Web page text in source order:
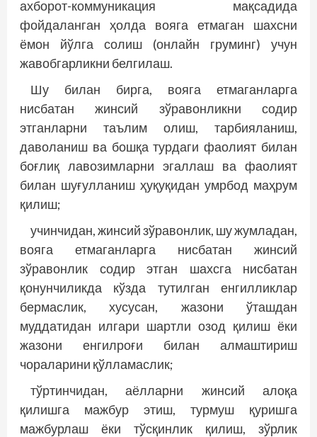
ахборот-коммуникация мақсадида
фойдаланган ҳолда вояга етмаган шахсни
ёмон йўлга солиш (онлайн груминг) учун
жавобгарликни белгилаш.
Шу билан бирга, вояга етмаганларга
нисбатан жинсий зўравонликни содир
этганларни таълим олиш, тарбияланиш,
даволаниш ва бош­­қа турдаги фаолият билан
боғлиқ лавозимларни эгаллаш ва фаолият
билан шуғулланиш ҳуқуқидан умрбод маҳрум
қилиш;
учинчидан, жинсий зўравонлик, шу жумладан,
вояга етмаганларга нисбатан жинсий
зўравонлик содир этган шахсга нисбатан
қонунчиликда кўзда тутилган енгилликлар
бермаслик, хусусан, жазони ўташдан
муддатидан илгари шартли озод қилиш ёки
жазони енгилроғи билан алмаштириш
чораларини қўлламаслик;
тўртинчидан, аёлларни жинсий алоқа
қилишга мажбур этиш, турмуш қуришга
мажбурлаш ёки тўсқинлик қилиш, зўрлик